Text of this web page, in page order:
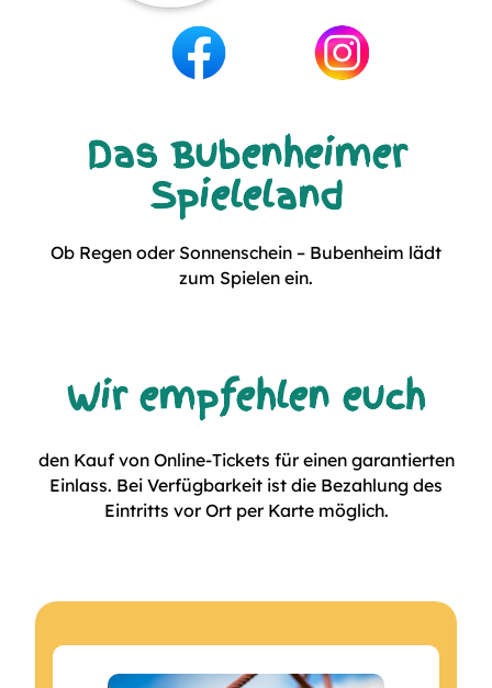
Das Bubenheimer
Spieleland
Ob Regen oder Sonnenschein – Bubenheim lädt
zum Spielen ein.
Wir empfehlen euch
den Kauf von Online-Tickets für einen garantierten
Einlass. Bei Verfügbarkeit ist die Bezahlung des
Eintritts vor Ort per Karte möglich.